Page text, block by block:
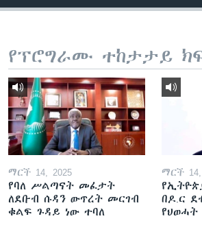
የፕሮግራሙ ተከታታይ
ማርች 14, 2025
የባለ ሥልጣናት መፈታት
ለደቡብ ሱዳን ውጥረት መርገብ
ቁልፍ ጉዳይ ነው ተባለ
ማርች 14,
በዶ.ር
የህወሓት